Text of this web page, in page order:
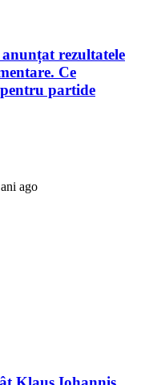
rezultatele
Ce
partide
ago